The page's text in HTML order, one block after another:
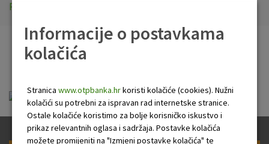
Mala poduzeća i obrtnici
Srednja i velika poduzeća
Faktoring
O nama
Početna
Tablica odnosa
struktura_kupaca_i_dobavljaca_.pdf
Informacije o postavkama
kolačića
Stranica www.otpbanka.hrkoristi kolačiće (cookies). Nužni
kolačići su potrebni za ispravan rad internetske stranice.
Ostale kolačiće koristimo za bolje korisničko iskustvo i
prikaz relevantnih oglasa i sadržaja. Postavke kolačića
možete promijeniti na "Izmjeni postavke kolačića" te